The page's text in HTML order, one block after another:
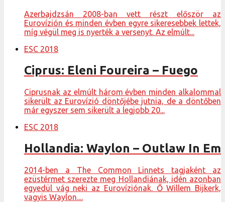
Azerbajdzsán 2008-ban vett részt először az
Eurovízión és minden évben egyre sikeresebbek lettek,
míg végül meg is nyerték a versenyt. Az elmúlt...
ESC 2018
Ciprus: Eleni Foureira – Fuego
Ciprusnak az elmúlt három évben minden alkalommal
sikerült az Eurovízió döntőjébe jutnia, de a döntőben
már egyszer sem sikerült a legjobb 20...
ESC 2018
Hollandia: Waylon – Outlaw In Em
2014-ben a The Common Linnets tagjaként az
ezüstérmet szerezte meg Hollandiának, idén azonban
egyedül vág neki az Eurovíziónak. Ő Willem Bijkerk,
vagyis Waylon....